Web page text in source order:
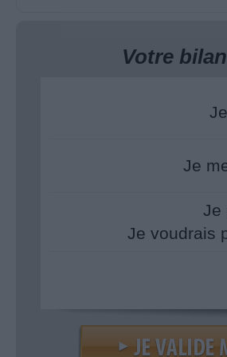
Votre
Je
Je
Je voudrais